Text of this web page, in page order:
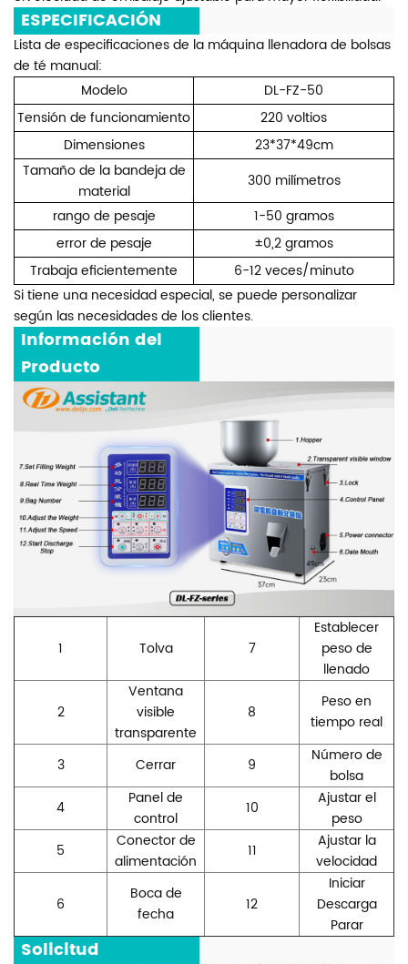
ESPECIFICACIÓN
Lista de especificaciones de la máquina llenadora de bolsas
de té manual:
Modelo
DL-FZ-50
Tensión de funcionamiento
220 voltios
Dimensiones
23*37*49cm
Tamaño de la bandeja de
material
300 milímetros
rango de pesaje
1-50 gramos
error de pesaje
±0,2 gramos
Trabaja eficientemente
6-12 veces/minuto
Si tiene una necesidad especial, se puede personalizar
según las necesidades de los clientes.
Información del
Producto
1 Tolva 7
Establecer
peso de
llenado
2
Ventana
visible
transparente
8
Peso en
tiempo real
3 Cerrar 9
Número de
bolsa
4
Panel de
control
10
Ajustar el
peso
5
Conector de
alimentación
11
Ajustar la
velocidad
6
Boca de
fecha
12
Iniciar
Descarga
Parar
Solicitud